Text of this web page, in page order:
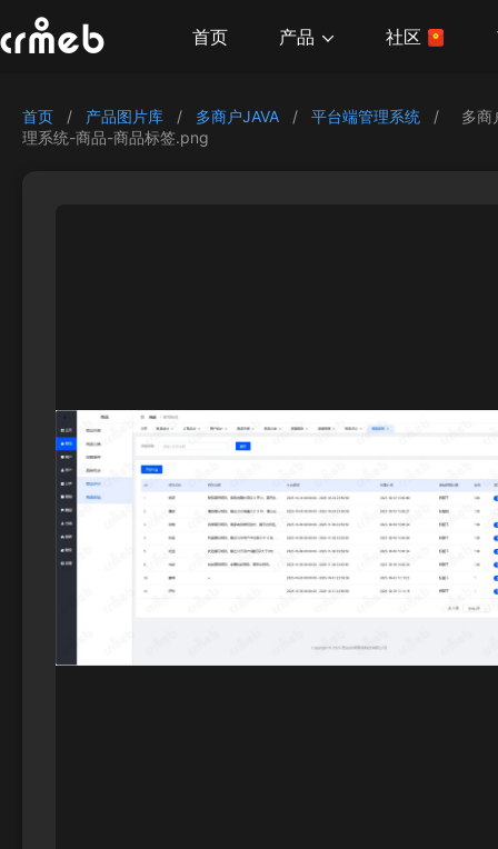
首页 产品 社区
首页 / 产品图片库 / 多商户JAVA / 平台端管理系统 /
多商
理系统-商品-商品标签.png